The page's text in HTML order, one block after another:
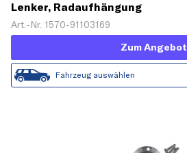
Lenker, Radaufhängung
Art.-Nr. 1570-91103169
Zum Angebot
Fahrzeug auswählen